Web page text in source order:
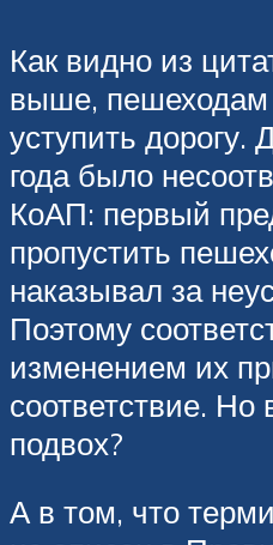
Как видно из
выше, пешеходам
уступить дорогу.
года было
КоАП: первый
пропустить
наказывал за
Поэтому
изменением их
соответствие.
подвох?
А в том, что